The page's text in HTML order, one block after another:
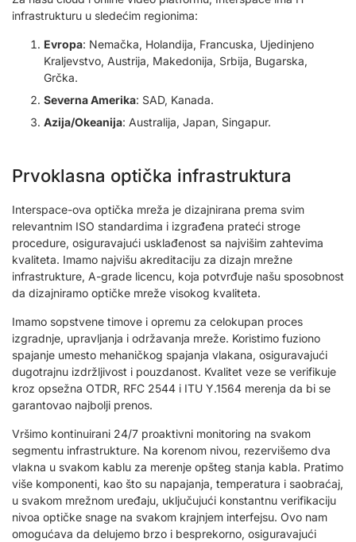
infrastrukturu u sledećim regionima:
Evropa: Nemačka, Holandija, Francuska, Ujedinjeno
Kraljevstvo, Austrija, Makedonija, Srbija, Bugarska,
Grčka.
Severna Amerika: SAD, Kanada.
Azija/Okeanija: Australija, Japan, Singapur.
Prvoklasna optička infrastruktura
Interspace-ova optička mreža je dizajnirana prema svim
relevantnim ISO standardima i izgrađena prateći stroge
procedure, osiguravajući usklađenost sa najvišim zahtevima
kvaliteta. Imamo najvišu akreditaciju za dizajn mrežne
infrastrukture, A-grade licencu, koja potvrđuje našu sposobnost
da dizajniramo optičke mreže visokog kvaliteta.
Imamo sopstvene timove i opremu za celokupan proces
izgradnje, upravljanja i održavanja mreže. Koristimo fuziono
spajanje umesto mehaničkog spajanja vlakana, osiguravajući
dugotrajnu izdržljivost i pouzdanost. Kvalitet veze se verifikuje
kroz opsežna OTDR, RFC 2544 i ITU Y.1564 merenja da bi se
garantovao najbolji prenos.
Vršimo kontinuirani 24/7 proaktivni monitoring na svakom
segmentu infrastrukture. Na korenom nivou, rezervišemo dva
vlakna u svakom kablu za merenje opšteg stanja kabla. Pratimo
više komponenti, kao što su napajanja, temperatura i saobraćaj,
u svakom mrežnom uređaju, uključujući konstantnu verifikaciju
nivoa optičke snage na svakom krajnjem interfejsu. Ovo nam
omogućava da delujemo brzo i besprekorno, osiguravajući